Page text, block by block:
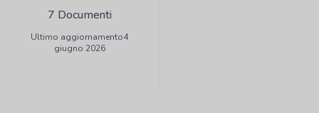
7 Documenti
Ultimo aggiornamento4
giugno 2026